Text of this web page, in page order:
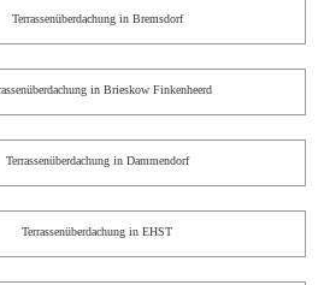
Terrassenüberdachung in Bremsdorf
in Brieskow Finkenheerd
Terrassenüberdachung in Dammendorf
Terrassenüberdachung in EHST